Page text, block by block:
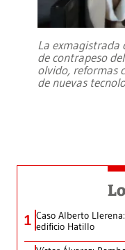
La exmagistrada
de contrapeso
olvido, reformas
de nuevas
1 Caso Alberto
edificio Hatillo